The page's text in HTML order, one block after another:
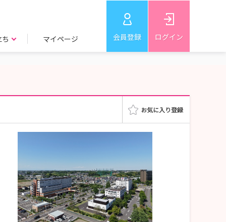
マイページ 会員登録 ログイン